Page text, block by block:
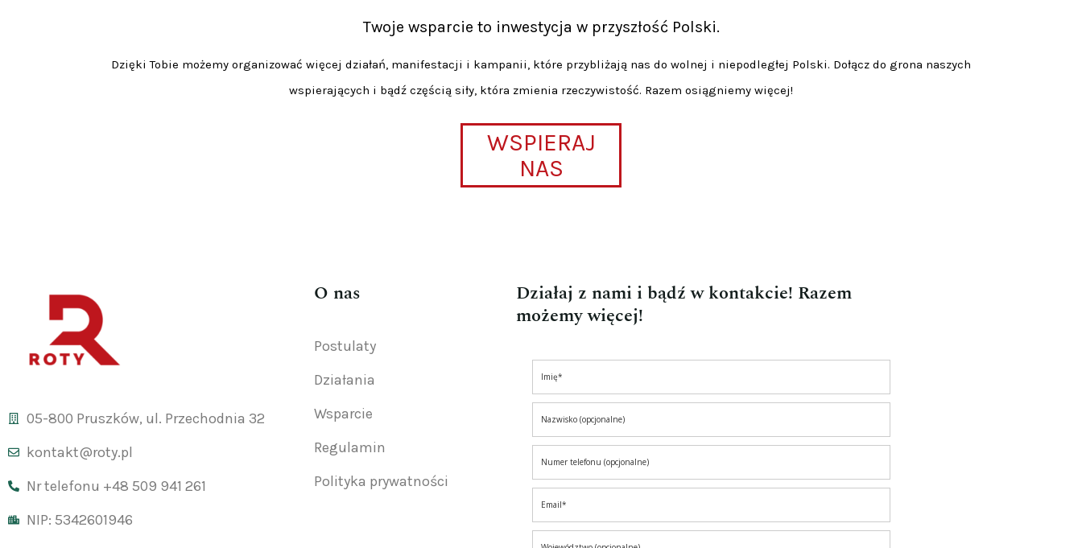
Twoje wsparcie to inwestycja w przyszłość Polski.
Dzięki Tobie możemy organizować więcej działań, manifestacji i kampanii, które przybliżają nas do wolnej i niepodległej Polski. Dołącz do grona naszych
wspierających i bądź częścią siły, która zmienia rzeczywistość. Razem osiągniemy więcej!
WSPIERAJ
NAS
05-800 Pruszków, ul. Przechodnia 32
kontakt@roty.pl
Nr telefonu +48 509 941 261
NIP: 5342601946
O nas
Postulaty
Działania
Wsparcie
Regulamin
Polityka prywatności
Działaj z nami i bądź w kontakcie! Razem
możemy więcej!